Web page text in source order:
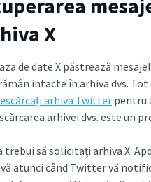
X
de date X păstrează
intacte în arhiva dvs.
arhiva Twitterpentru
arhivei dvs. este un
trebui să solicitați arhiva X.
atunci când Twitter vă